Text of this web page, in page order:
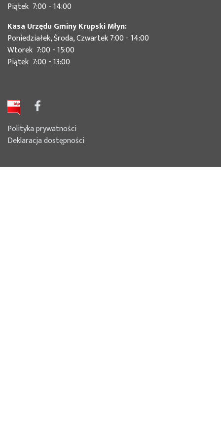
Piątek 7:00 - 14:00
Kasa Urzędu Gminy Krupski Młyn:
Poniedziałek, Środa, Czwartek 7:00 - 14:00
Wtorek 7:00 - 15:00
Piątek 7:00 - 13:00
Polityka prywatności
Deklaracja dostępności